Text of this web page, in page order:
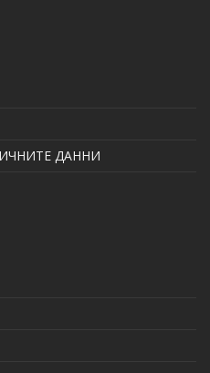
ДАННИ